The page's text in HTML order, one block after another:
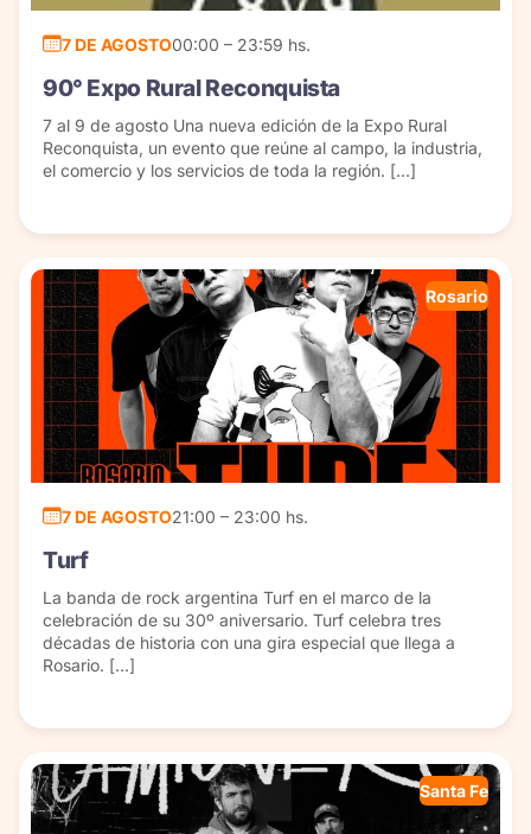
7 DE AGOSTO00:00 – 23:59 hs.
90° Expo Rural Reconquista
7 al 9 de agosto Una nueva edición de la Expo Rural
Reconquista, un evento que reúne al campo, la industria,
el comercio y los servicios de toda la región. […]
Rosario
7 DE AGOSTO21:00 – 23:00 hs.
Turf
La banda de rock argentina Turf en el marco de la
celebración de su 30º aniversario. Turf celebra tres
décadas de historia con una gira especial que llega a
Rosario. […]
Santa Fe